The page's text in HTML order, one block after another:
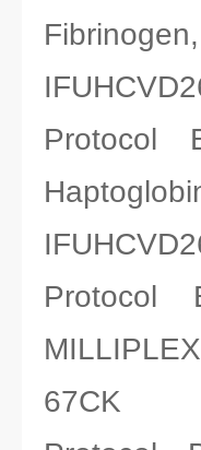
Protocol
67CK